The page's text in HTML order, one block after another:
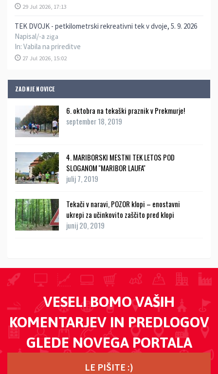
29 Jul 2026, 17:13
TEK DVOJK - petkilometrski rekreativni tek v dvoje, 5. 9. 2026
Napisal/-a ziga
In: Vabila na prireditve
27 Jul 2026, 15:02
ZADNJE NOVICE
6. oktobra na tekaški praznik v Prekmurje!
september 18, 2019
4. MARIBORSKI MESTNI TEK LETOS POD
SLOGANOM ''MARIBOR LAUFA''
julij 7, 2019
Tekači v naravi, POZOR klopi – enostavni
ukrepi za učinkovito zaščito pred klopi
junij 20, 2019
VESELI BOMO VAŠIH
KOMENTARJEV IN PREDLOGOV
GLEDE NOVEGA PORTALA
LE PIŠITE :)